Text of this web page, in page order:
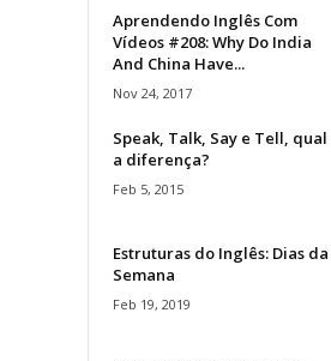
Aprendendo Inglês Com
Vídeos #208: Why Do India
And China Have...
Nov 24, 2017
Speak, Talk, Say e Tell, qual
a diferença?
Feb 5, 2015
Estruturas do Inglês: Dias da
Semana
Feb 19, 2019